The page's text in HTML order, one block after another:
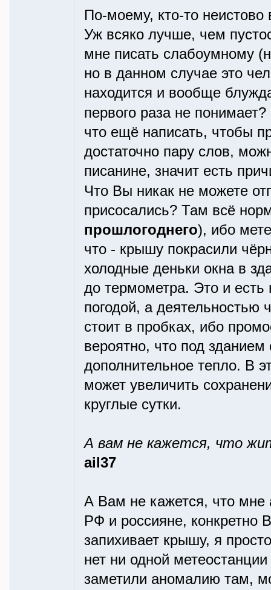
По-моему, кто-то неистово
Уж всяко лучше, чем
мне писать слабоумному
но в данном случае это
находится и вообще
первого раза не
что ещё написать, чтобы
достаточно пару слов,
писанине, значит есть
Что Вы никак не можете
присосались? Там всё
прошлогоднего), ибо
что - крышу покрасили
холодные деньки окна в
до термометра. Это и есть
погодой, а деятельностью
стоит в пробках, ибо
вероятно, что под
дополнительное тепло. В
может увеличить
круглые сутки.
А вам не кажется, что
ail37
А Вам не кажется, что
РФ и россияне, конкретно
запихивает крышу, я
нет ни одной
заметили аномалию там,